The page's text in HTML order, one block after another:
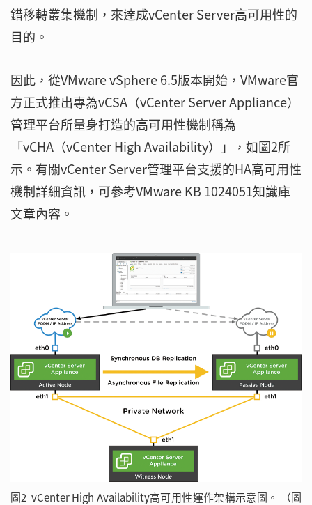
錯移轉叢集機制，來達成vCenter Server高可用性的
目的。
因此，從VMware vSphere 6.5版本開始，VMware官
方正式推出專為vCSA（vCenter Server Appliance）
管理平台所量身打造的高可用性機制稱為
「vCHA（vCenter High Availability）」，如圖2所
示。有關vCenter Server管理平台支援的HA高可用性
機制詳細資訊，可參考VMware KB 1024051知識庫
文章內容。
圖2 vCenter High Availability高可用性運作架構示意圖。 （圖